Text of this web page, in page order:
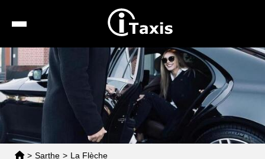
Recherche
Calcul de tarif
Taxis conventionnés
Espace pro
> Sarthe > La Flèche